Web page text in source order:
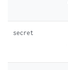
secret